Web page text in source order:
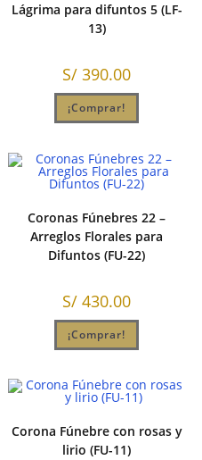
Lágrima para difuntos 5 (LF-
13)
S/ 390.00
¡Comprar!
Coronas Fúnebres 22 –
Arreglos Florales para
Difuntos (FU-22)
S/ 430.00
¡Comprar!
Corona Fúnebre con rosas y
lirio (FU-11)